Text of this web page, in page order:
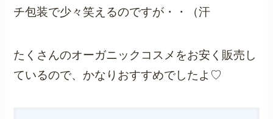
チ包装で少々笑えるのですが・・（汗
たくさんのオーガニックコスメをお安く販売し
ているので、かなりおすすめでしたよ♡